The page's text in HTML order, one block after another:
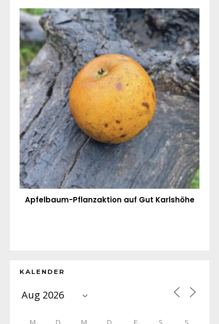
Apfelbaum-Pflanzaktion auf Gut Karlshöhe
KALENDER
M D M D F S S